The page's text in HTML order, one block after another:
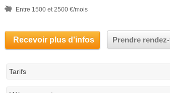
Entre 1500 et 2500 €/mois
Recevoir plus d'infos Prendre
Tarifs